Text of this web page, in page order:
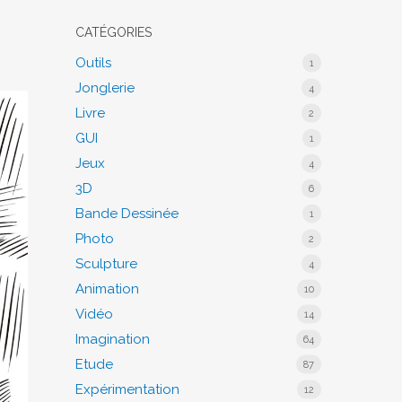
CATÉGORIES
Outils 1
Jonglerie 4
Livre 2
GUI 1
Jeux 4
3D 6
Bande Dessinée 1
Photo 2
Sculpture 4
Animation 10
Vidéo 14
Imagination 64
Etude 87
Expérimentation 12